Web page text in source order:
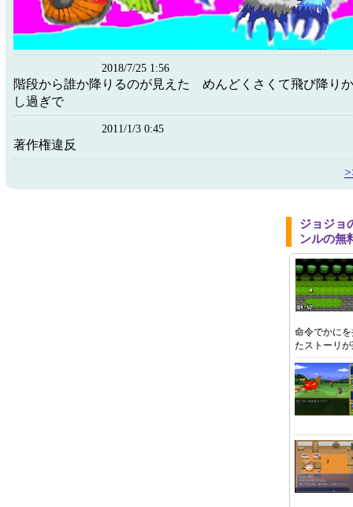
2018/7/25 1:56
階段から誰か降りるのが見えた めんどくさくて飛び降り
し過ぎで
2011/1/3 0:45
著作権違反
ジョジョ
ンルの無
命令でかに
たストーリ